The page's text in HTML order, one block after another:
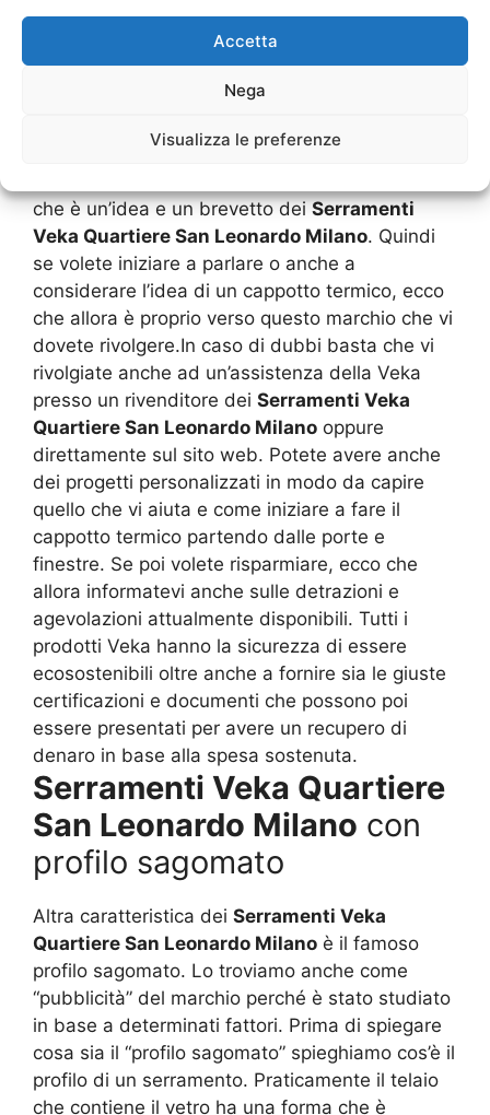
Accetta
Nega
Visualizza le preferenze
all’interno del telaio.La vetrocamera dei
Serramenti Veka Quartiere San Leonardo
Milanoè testata per garantire al meglio un
ottimo isolamento acustico. Tra l’altro vediamo
che sono anche molto fonoassorbenti, cioè
dove si recuperano e bloccano sia le vibrazioni
che è un’idea e un brevetto deiSerramenti
Veka Quartiere San Leonardo Milano. Quindi
se volete iniziare a parlare o anche a
considerare l’idea di un cappotto termico, ecco
che allora è proprio verso questo marchio che vi
dovete rivolgere.In caso di dubbi basta che vi
rivolgiate anche ad un’assistenza della Veka
presso un rivenditore dei Serramenti Veka
Quartiere San Leonardo Milano oppure
direttamente sul sito web. Potete avere anche
dei progetti personalizzati in modo da capire
quello che vi aiuta e come iniziare a fare il
cappotto termico partendo dalle porte e
finestre. Se poi volete risparmiare, ecco che
allora informatevi anche sulle detrazioni e
agevolazioni attualmente disponibili. Tutti i
prodotti Veka hanno la sicurezza di essere
ecosostenibili oltre anche a fornire sia le giuste
certificazioni e documenti che possono poi
essere presentati per avere un recupero di
denaro in base alla spesa sostenuta.
Serramenti Veka Quartiere
San Leonardo Milano con
profilo sagomato
Altra caratteristica dei Serramenti Veka
Quartiere San Leonardo Milano è il famoso
profilo sagomato. Lo troviamo anche come
“pubblicità” del marchio perché è stato studiato
in base a determinati fattori. Prima di spiegare
cosa sia il “profilo sagomato” spieghiamo cos’è il
profilo di un serramento. Praticamente il telaio
che contiene il vetro ha una forma che è